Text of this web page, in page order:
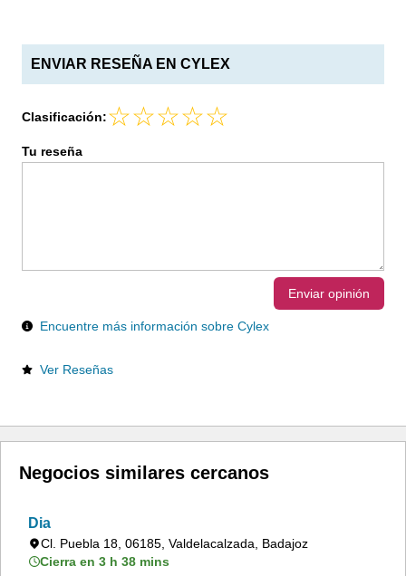
ENVIAR RESEÑA EN CYLEX
Clasificación:
Tu reseña
Enviar opinión
Encuentre más información sobre Cylex
Ver Reseñas
Negocios similares cercanos
Dia
Cl. Puebla 18, 06185, Valdelacalzada, Badajoz
Cierra en 3 h 38 mins